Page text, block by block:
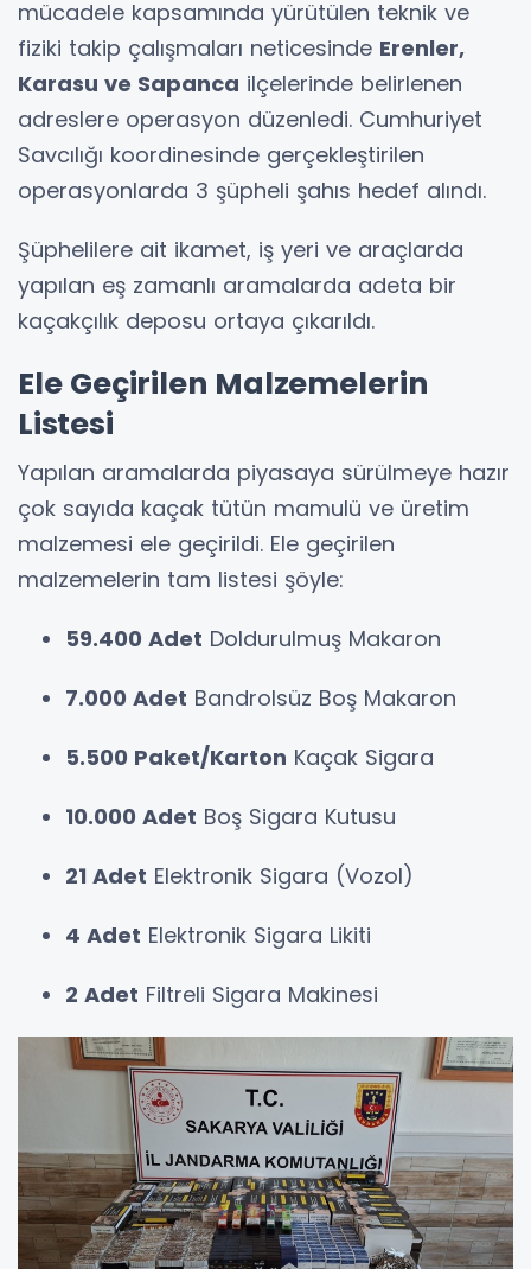
mücadele kapsamında yürütülen teknik ve
fiziki takip çalışmaları neticesinde Erenler,
Karasu ve Sapanca ilçelerinde belirlenen
adreslere operasyon düzenledi. Cumhuriyet
Savcılığı koordinesinde gerçekleştirilen
operasyonlarda 3 şüpheli şahıs hedef alındı.
Şüphelilere ait ikamet, iş yeri ve araçlarda
yapılan eş zamanlı aramalarda adeta bir
kaçakçılık deposu ortaya çıkarıldı.
Ele Geçirilen Malzemelerin
Listesi
Yapılan aramalarda piyasaya sürülmeye hazır
çok sayıda kaçak tütün mamulü ve üretim
malzemesi ele geçirildi. Ele geçirilen
malzemelerin tam listesi şöyle:
59.400 Adet Doldurulmuş Makaron
7.000 Adet Bandrolsüz Boş Makaron
5.500 Paket/Karton Kaçak Sigara
10.000 Adet Boş Sigara Kutusu
21 Adet Elektronik Sigara (Vozol)
4 Adet Elektronik Sigara Likiti
2 Adet Filtreli Sigara Makinesi